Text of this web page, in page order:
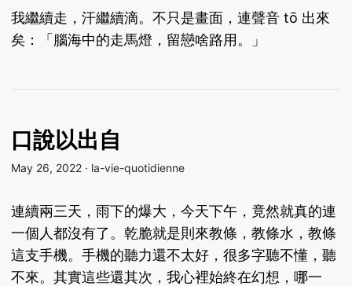
我繼續走，汗繼續滴。不只是畫面，連聲音 tō 出來
矣：「腦海中的走馬燈，留戀啥路用。」
口說以出自
May 26, 2022 · la-vie-quotidienne
連續兩三天，雨下的爆大，今天下午，竟然就真的連
一個人都沒有了。乾脆就是則來教條，教條水，教條
這支手機。手機的聽力還不太好，很多字聽不懂，聽
不來。其實這些還其次，我心裡始終在幻想，哪一